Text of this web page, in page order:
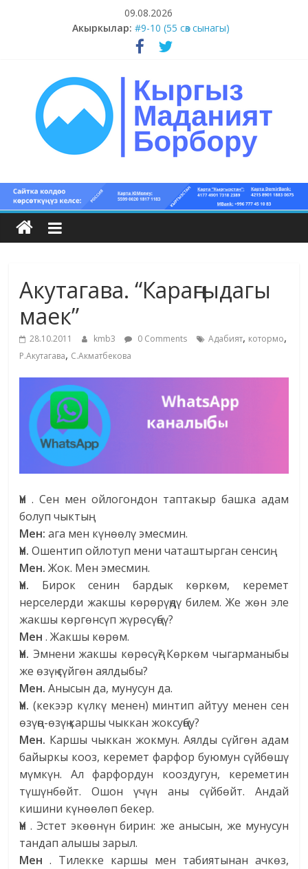
09.08.2026
Акыркылар: #9-10 (55 сөз сынагы)
#5-8 (55 сөз сынагы)
#1-4 (55 сөз сынагы)
#11-12 (55 сөз сынагы)
Кыргыз
маданият
Кыргыз
маданияты
жана
адабияты
Акутагава. “Караңгыдагы
маек”
28.10.2011 kmb3 0 Comments Адабият, котормо,
Р.Акутагава, С.Акматбекова
Үн . Сен мен ойлогондон таптакыр башка адам
болуп чыктың.
Мен: ага мен күнөөлү эмесмин.
Үн. Ошентип ойлотуп мени чаташтырган сенсиң.
Мен. Жок. Мен эмесмин.
Үн. Бирок сенин бардык көркөм, керемет
нерселерди жакшы көрөрүңдү билем. Же жөн эле
жакшы көргөнсүп жүрөсүңбү?
Мен . Жакшы көрөм.
Үн. Эмнени жакшы көрөсүң? Көркөм чыгарманыбы
же өзүң сүйгөн аялдыбы?
Мен. Анысын да, мунусун да.
Үн.(кекээр күлкү менен) минтип айтуу менен сен
өзүңө-өзүң каршы чыккан жоксуңбу?
Мен. Каршы чыккан жокмун. Аялды сүйгөн адам
байыркы кооз, керемет фарфор буюмун сүйбөшү
мүмкүн. Ал фарфордун кооздугун, кереметин
түшүнбөйт. Ошон үчүн аны сүйбөйт. Андай
кишини күнөөлөп бекер.
Үн . Эстет экөөнүн бирин: же анысын, же мунусун
тандап алышы зарыл.
Мен . Тилекке каршы мен табиятынан ачкөз,